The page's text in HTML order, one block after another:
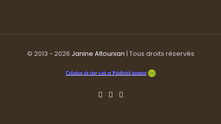
© 2013 - 2026 Janine Altounian | Tous droits réservés